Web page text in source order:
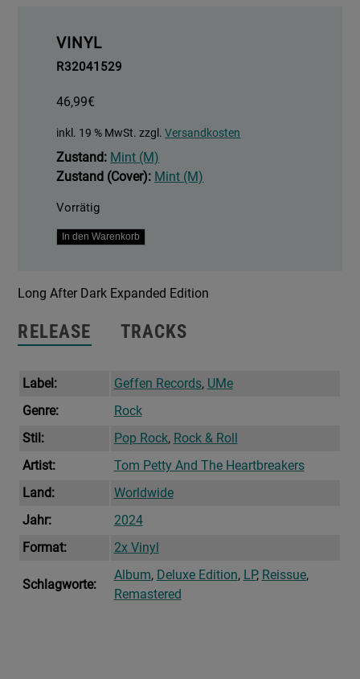
VINYL
R32041529
46,99€
inkl. 19 % MwSt. zzgl.Versandkosten
Zustand: Mint (M)
Zustand (Cover): Mint (M)
Vorrätig
Long
Menge
In den Warenkorb
Long After Dark Expanded Edition
RELEASE TRACKS
Label: Geffen Records, UMe
Genre:
Rock
Stil:
Pop Rock, Rock & Roll
Artist:
Tom Petty And The Heartbreakers
Land:
Worldwide
Jahr:
2024
Format:
2x Vinyl
Schlagworte:
Album, Deluxe Edition, LP, Reissue,
Remastered